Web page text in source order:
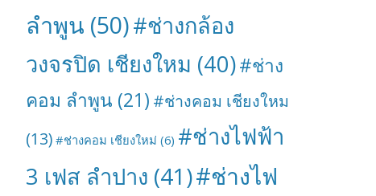
ลำพูน (50)#ช่างกล้อง
วงจรปิด เชียงใหม (40)#ช่าง
คอม ลำพูน (21) #ช่างคอม เชียงใหม
(13) #ช่างคอม เชียงใหม่ (6) #ช่างไฟฟ้า
3 เฟส ลำปาง (41)#ช่างไฟ